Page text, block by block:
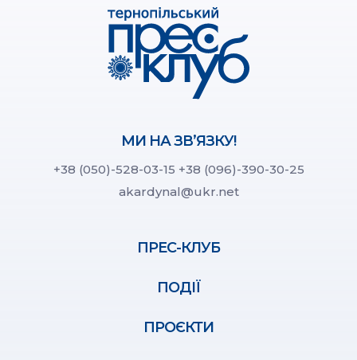
МИ НА ЗВ’ЯЗКУ!
+38 (050)-528-03-15 +38 (096)-390-30-25
akardynal@ukr.net
ПРЕС-КЛУБ
ПОДІЇ
ПРОЄКТИ